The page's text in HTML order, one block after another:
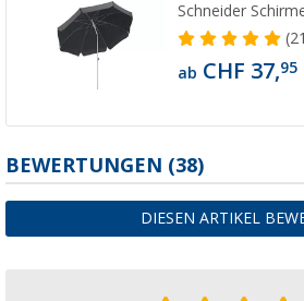
Schneider
ab CHF 37,95
BEWERTUNGEN (38)
DIESEN ARTIKEL